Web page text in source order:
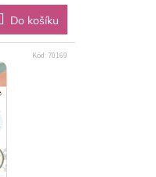
Do košíku
Kód: 70169